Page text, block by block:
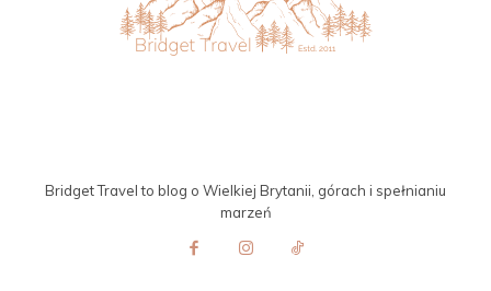
Bridget Travel to blog o Wielkiej Brytanii, górach i spełnianiu
marzeń